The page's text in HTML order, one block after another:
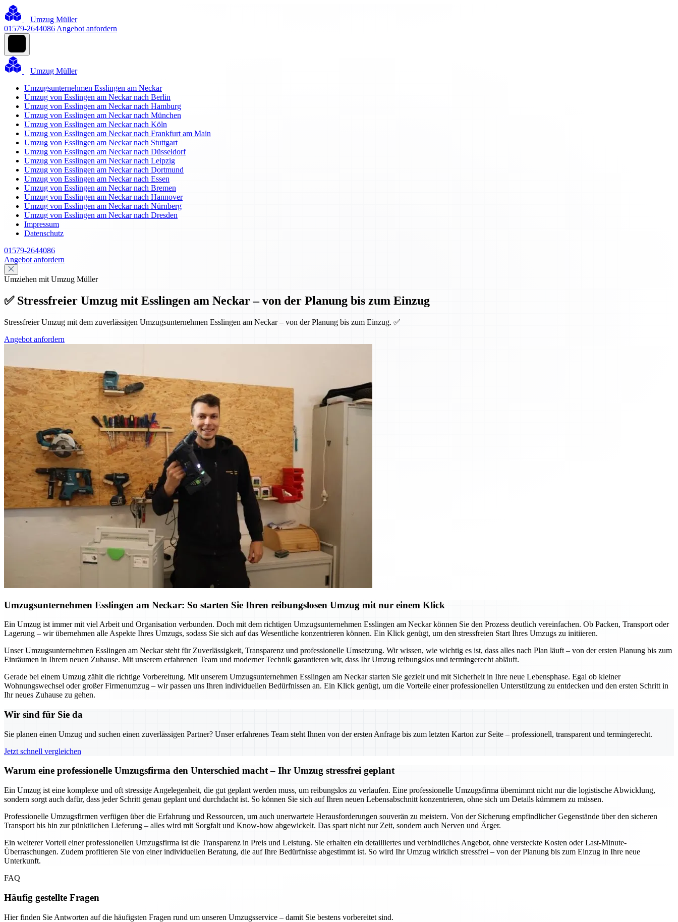
Umzug Müller
01579-2644086 Angebot anfordern
Umzug Müller
Umzugsunternehmen Esslingen am Neckar
Umzug von Esslingen am Neckar nach Berlin
Umzug von Esslingen am Neckar nach Hamburg
Umzug von Esslingen am Neckar nach München
Umzug von Esslingen am Neckar nach Köln
Umzug von Esslingen am Neckar nach Frankfurt am Main
Umzug von Esslingen am Neckar nach Stuttgart
Umzug von Esslingen am Neckar nach Düsseldorf
Umzug von Esslingen am Neckar nach Leipzig
Umzug von Esslingen am Neckar nach Dortmund
Umzug von Esslingen am Neckar nach Essen
Umzug von Esslingen am Neckar nach Bremen
Umzug von Esslingen am Neckar nach Hannover
Umzug von Esslingen am Neckar nach Nürnberg
Umzug von Esslingen am Neckar nach Dresden
Impressum
Datenschutz
01579-2644086
Angebot anfordern
Umziehen mit Umzug Müller
✅ Stressfreier Umzug mit Esslingen am Neckar – von der Planung bis zum Einzug
Stressfreier Umzug mit dem zuverlässigen Umzugsunternehmen Esslingen am Neckar – von der Planung bis zum Einzug. ✅
Angebot anfordern
Umzugsunternehmen Esslingen am Neckar: So starten Sie Ihren reibungslosen Umzug mit nur einem Klick
Ein Umzug ist immer mit viel Arbeit und Organisation verbunden. Doch mit dem richtigen Umzugsunternehmen Esslingen am Neckar können Sie den Prozess deutlich vereinfachen. Ob Packen, Transport oder
Lagerung – wir übernehmen alle Aspekte Ihres Umzugs, sodass Sie sich auf das Wesentliche konzentrieren können. Ein Klick genügt, um den stressfreien Start Ihres Umzugs zu initiieren.
Unser Umzugsunternehmen Esslingen am Neckar steht für Zuverlässigkeit, Transparenz und professionelle Umsetzung. Wir wissen, wie wichtig es ist, dass alles nach Plan läuft – von der ersten Planung bis zum
Einräumen in Ihrem neuen Zuhause. Mit unserem erfahrenen Team und moderner Technik garantieren wir, dass Ihr Umzug reibungslos und termingerecht abläuft.
Gerade bei einem Umzug zählt die richtige Vorbereitung. Mit unserem Umzugsunternehmen Esslingen am Neckar starten Sie gezielt und mit Sicherheit in Ihre neue Lebensphase. Egal ob kleiner
Wohnungswechsel oder großer Firmenumzug – wir passen uns Ihren individuellen Bedürfnissen an. Ein Klick genügt, um die Vorteile einer professionellen Unterstützung zu entdecken und den ersten Schritt in
Ihr neues Zuhause zu gehen.
Wir sind für Sie da
Sie planen einen Umzug und suchen einen zuverlässigen Partner? Unser erfahrenes Team steht Ihnen von der ersten Anfrage bis zum letzten Karton zur Seite – professionell, transparent und termingerecht.
Jetzt schnell vergleichen
Warum eine professionelle Umzugsfirma den Unterschied macht – Ihr Umzug stressfrei geplant
Ein Umzug ist eine komplexe und oft stressige Angelegenheit, die gut geplant werden muss, um reibungslos zu verlaufen. Eine professionelle Umzugsfirma übernimmt nicht nur die logistische Abwicklung,
sondern sorgt auch dafür, dass jeder Schritt genau geplant und durchdacht ist. So können Sie sich auf Ihren neuen Lebensabschnitt konzentrieren, ohne sich um Details kümmern zu müssen.
Professionelle Umzugsfirmen verfügen über die Erfahrung und Ressourcen, um auch unerwartete Herausforderungen souverän zu meistern. Von der Sicherung empfindlicher Gegenstände über den sicheren
Transport bis hin zur pünktlichen Lieferung – alles wird mit Sorgfalt und Know-how abgewickelt. Das spart nicht nur Zeit, sondern auch Nerven und Ärger.
Ein weiterer Vorteil einer professionellen Umzugsfirma ist die Transparenz in Preis und Leistung. Sie erhalten ein detailliertes und verbindliches Angebot, ohne versteckte Kosten oder Last-Minute-
Überraschungen. Zudem profitieren Sie von einer individuellen Beratung, die auf Ihre Bedürfnisse abgestimmt ist. So wird Ihr Umzug wirklich stressfrei – von der Planung bis zum Einzug in Ihre neue
Unterkunft.
FAQ
Häufig gestellte Fragen
Hier finden Sie Antworten auf die häufigsten Fragen rund um unseren Umzugsservice – damit Sie bestens vorbereitet sind.